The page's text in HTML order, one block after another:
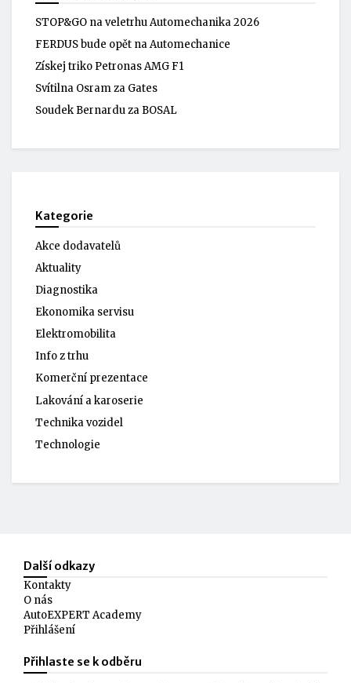
STOP&GO na veletrhu Automechanika 2026
FERDUS bude opět na Automechanice
Získej triko Petronas AMG F1
Svítilna Osram za Gates
Soudek Bernardu za BOSAL
Kategorie
Akce dodavatelů
Aktuality
Diagnostika
Ekonomika servisu
Elektromobilita
Info z trhu
Komerční prezentace
Lakování a karoserie
Technika vozidel
Technologie
Další odkazy
Kontakty
O nás
AutoEXPERT Academy
Přihlášení
Přihlaste se k odběru